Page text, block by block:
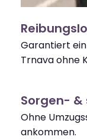
Garantiert
Trnava ohne
Sorgen-
Ohne
ankommen.